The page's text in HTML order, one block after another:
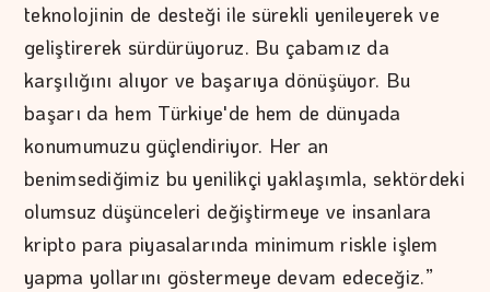
teknolojinin de desteği ile sürekli yenileyerek ve
geliştirerek sürdürüyoruz. Bu çabamız da
karşılığını alıyor ve başarıya dönüşüyor. Bu
başarı da hem Türkiye'de hem de dünyada
konumumuzu güçlendiriyor. Her an
benimsediğimiz bu yenilikçi yaklaşımla, sektördeki
olumsuz düşünceleri değiştirmeye ve insanlara
kripto para piyasalarında minimum riskle işlem
yapma yollarını göstermeye devam edeceğiz.”